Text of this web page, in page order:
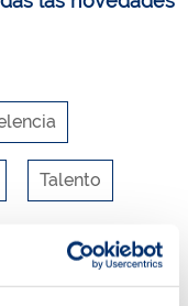
Talento
RSS